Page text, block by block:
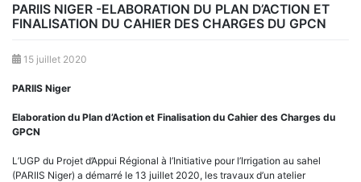
PARIIS NIGER -ELABORATION DU PLAN D’ACTION ET
FINALISATION DU CAHIER DES CHARGES DU GPCN
15 juillet 2020
PARIIS Niger
Elaboration du Plan d’Action et Finalisation du Cahier des Charges du
GPCN
L’UGP du Projet d’Appui Régional à l’Initiative pour l’Irrigation au sahel
(PARIIS Niger) a démarré le 13 juillet 2020, les travaux d’un atelier